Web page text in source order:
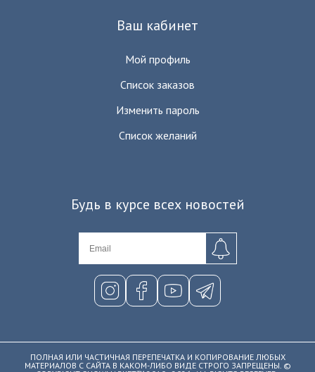
Ваш кабинет
Мой профиль
Список заказов
Изменить пароль
Список желаний
Будь в курсе всех новостей
ПОЛНАЯ ИЛИ ЧАСТИЧНАЯ ПЕРЕПЕЧАТКА И КОПИРОВАНИЕ ЛЮБЫХ
МАТЕРИАЛОВ С САЙТА В КАКОМ-ЛИБО ВИДЕ СТРОГО ЗАПРЕЩЕНЫ. ©